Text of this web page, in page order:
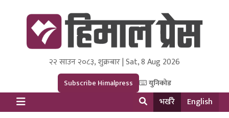
Himal Press
Dot NewsyNepal Media and Research Pvt Ltd.
२२ साउन २०८३, शुक्रबार | Sat, 8 Aug 2026
Subscribe Himalpress युनिकोड
भर्खरै English